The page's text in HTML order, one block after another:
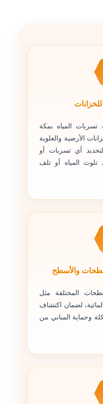
المياه بمكة
الأرضية والعلوية
أي تسربات أو
المياه أو تلف
والأسطح
المختلفة مثل
لضمان اكتشاف
وحماية المباني من